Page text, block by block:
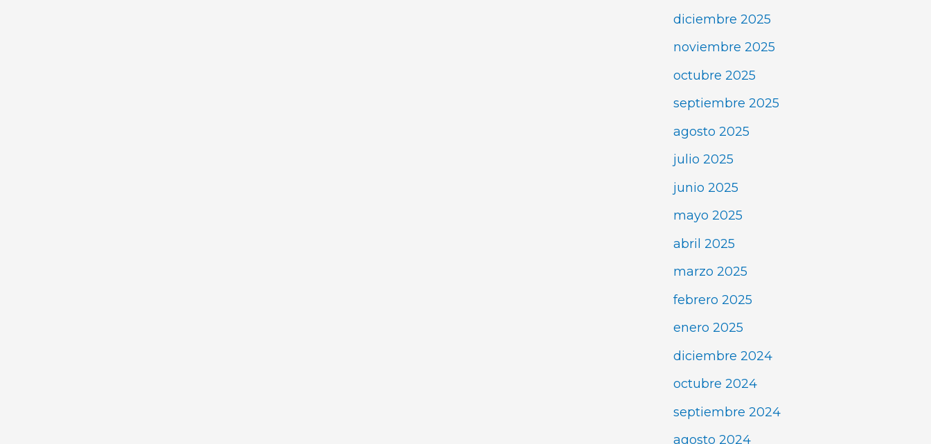
diciembre 2025
noviembre 2025
octubre 2025
septiembre 2025
agosto 2025
julio 2025
junio 2025
mayo 2025
abril 2025
marzo 2025
febrero 2025
enero 2025
diciembre 2024
octubre 2024
septiembre 2024
agosto 2024